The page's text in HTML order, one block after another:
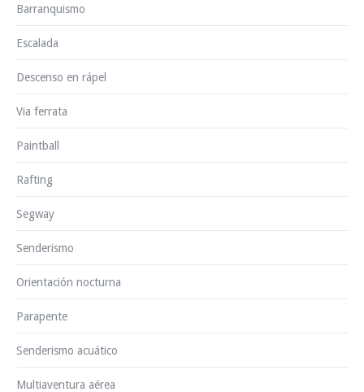
Barranquismo
Escalada
Descenso en rápel
Via ferrata
Paintball
Rafting
Segway
Senderismo
Orientación nocturna
Parapente
Senderismo acuático
Multiaventura aérea